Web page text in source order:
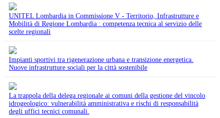
UNITEL Lombardia in Commissione V - Territorio, Infrastrutture e
Mobilità di Regione Lombardia : competenza tecnica al servizio delle
scelte regionali
Impianti sportivi tra rigenerazione urbana e transizione energetica.
Nuove infrastrutture sociali per la città sostenibile
La trappola della delega regionale ai comuni della gestione del vincolo
idrogeologico: vulnerabilità amministrativa e rischi di responsabilità
degli uffici tecnici comunali.